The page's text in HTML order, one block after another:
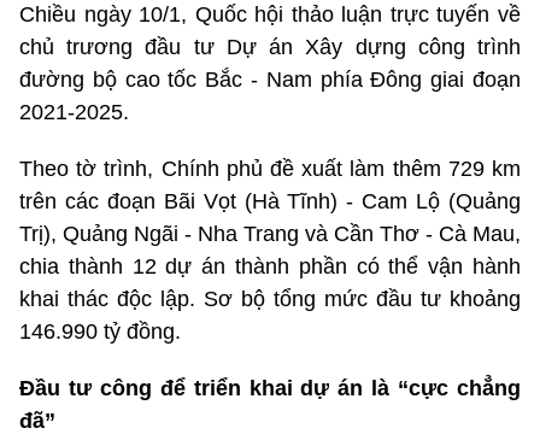
Chiều ngày 10/1, Quốc hội thảo luận trực tuyến về
chủ trương đầu tư Dự án Xây dựng công trình
đường bộ cao tốc Bắc - Nam phía Đông giai đoạn
2021-2025.
Theo tờ trình, Chính phủ đề xuất làm thêm 729 km
trên các đoạn Bãi Vọt (Hà Tĩnh) - Cam Lộ (Quảng
Trị), Quảng Ngãi - Nha Trang và Cần Thơ - Cà Mau,
chia thành 12 dự án thành phần có thể vận hành
khai thác độc lập. Sơ bộ tổng mức đầu tư khoảng
146.990 tỷ đồng.
Đầu tư công để triển khai dự án là “cực chẳng
đã”